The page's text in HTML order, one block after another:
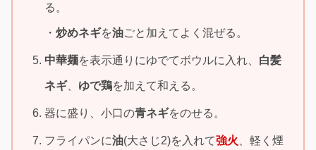
る。
・炒めネギを油ごと加えてよく混ぜる。
中華麺を表示通りにゆでてボウルに入れ、 白髪
ネギ、 ゆで鶏を加えて和える。
器に盛り、小口の青ネギをのせる。
フライパンに油(大さじ2)を入れて強火 、軽く煙